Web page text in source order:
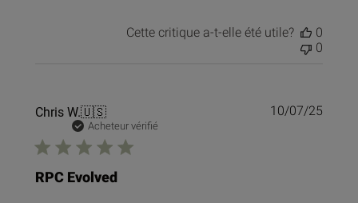
Cette critique a-t-elle été utile?
0
0
Chris W.🇺🇸
Acheteur vérifié
RPC Evolved
10/07/25